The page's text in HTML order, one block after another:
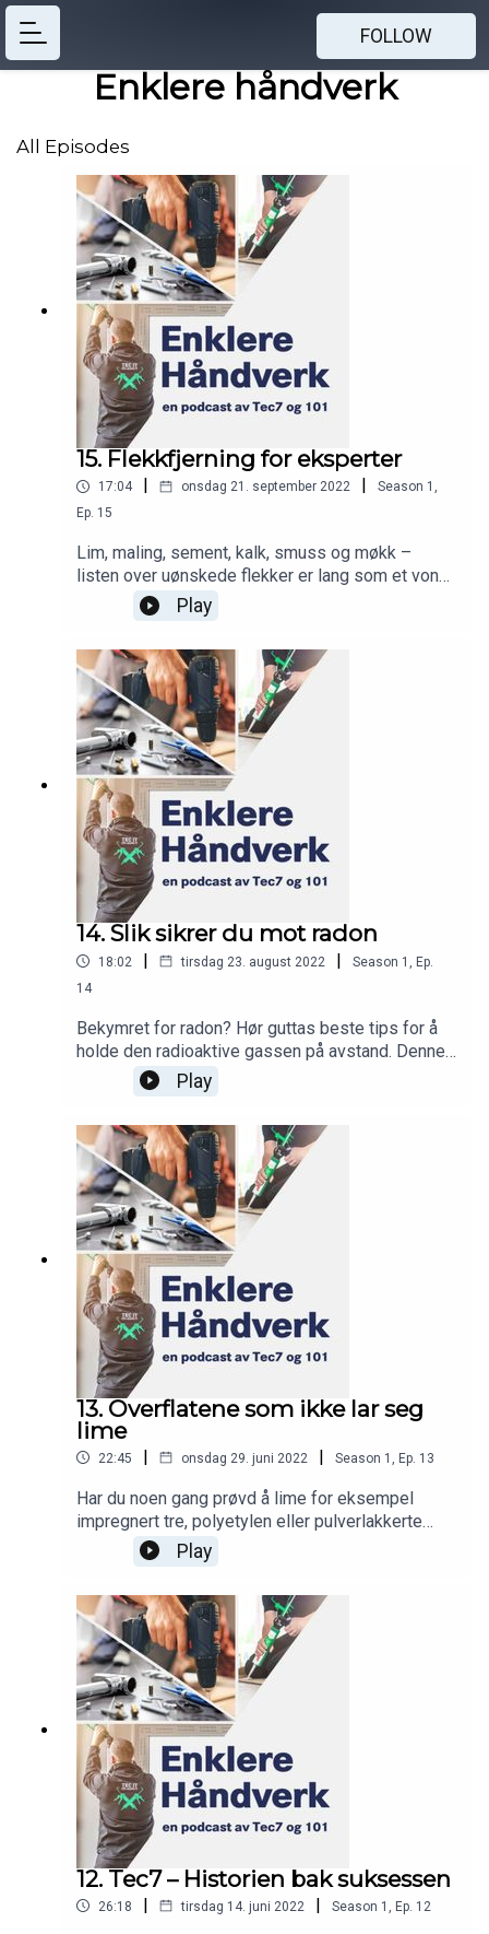
FOLLOW
Enklere håndverk
All Episodes
15. Flekkfjerning for eksperter
17:04 onsdag 21. september 2022 Season 1 ,
Ep. 15
Lim, maling, sement, kalk, smuss og møkk –
listen over uønskede flekker er lang som et vondt
år. Hva gjør du for å bli kvitt dem før de herdes?
Du må ikke pigge opp hele gulvet selv om det har
størknet noe byggskum der. Her får du tips om de
beste produktene for ulike typer flekker, og hva
du må være obs på.Ikke minst er det duket for
nok en utgave av «Hva drar du opp av hatten?»
Play
14. Slik sikrer du mot radon
18:02 | tirsdag 23. august 2022 | Season 1
Ep.
14
Bekymret for radon? Hør guttas beste tips for å
holde den radioaktive gassen på avstand. Denne
uka er det dessuten duket for noe FETT i spalten:
«Hva drar du opp av hatten?».
Play
13. Overflatene som ikke lar seg
lime
22:45 | onsdag 29. juni 2022 | Season 1 Ep. 13
Har du noen gang prøvd å lime for eksempel
impregnert tre, polyetylen eller pulverlakkerte
overflater, kjenner du nok frustrasjonen. Noen
flater er rett og slett utrolig tricky å få ordentlig
de beste tipsene for å endre overflatespenningen
på ulike materialer, slik at du kan lime på hva det
skal være. Aldri igjen skal materialegenskaper stå
i veien for å sette ting bom fast.Det er dessuten
verdenspremiere på en splitter ny spalte: «Hva
drar du opp av hatten?»
Play
12. Tec7 – Historien bak suksessen
26:18 | tirsdag 14. juni 2022 | Season 1 Ep. 12